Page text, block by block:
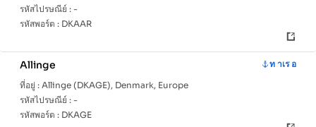
รหัสไปรษณีย์ : -
รหัสพอร์ต : DKAAR
Allinge
ท าเร อ
ที่อยู่ : Allinge (DKAGE), Denmark, Europe
รหัสไปรษณีย์ : -
รหัสพอร์ต : DKAGE